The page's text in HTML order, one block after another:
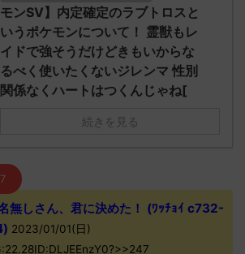
モンSV】内定確定のラブトロスと
いうポケモンについて！ 霊獣もレ
イドで強そうだけどきもいからな
るべく使いたくないジレンマ 性別
関係なくハートはつくんじゃね[
続きを見る
無しさん、君に決めた！ (ﾜｯﾁｮｲ c732-
2023/01/01(日)